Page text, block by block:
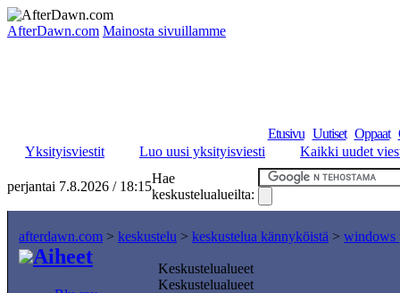
AfterDawn.com Mainosta sivuillamme
Etusivu Uutiset Oppaat
Yksityisviestit
Luo uusi yksityisviesti Kaikki uudet
perjantai 7.8.2026 / 18:15
Hae
keskustelualueilta:
afterdawn.com > keskustelu > keskustelua kännyköistä > windows
Aiheet
Keskustelualueet
Keskustelualueet